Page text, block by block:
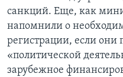
санкций. Еще, как
напомнили о
регистрации, если они
«политической
зарубежное